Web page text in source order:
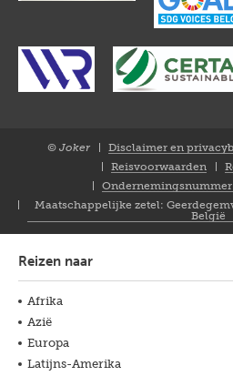
© Joker
Disclaimer en
Reisvoorwaarden
Ondernemingsnummer:
Maatschappelijke zetel:
België
Reizen naar
Afrika
Azië
Europa
Latijns-Amerika